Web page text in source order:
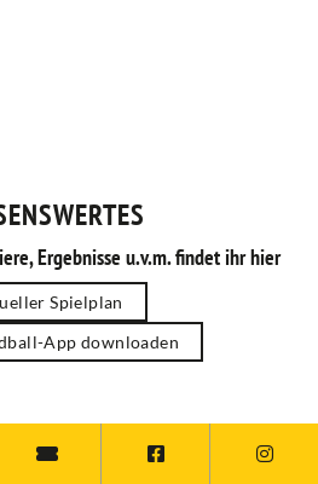
Ergebnisse u.v.m. findet ihr hier
Spielplan
App downloaden
FOLLOW US